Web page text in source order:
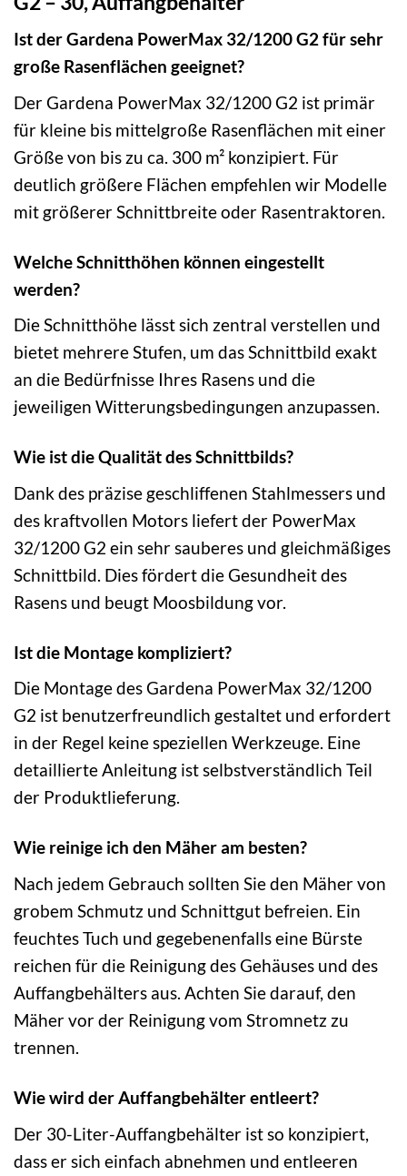
Ist der Gardena PowerMax 32/1200 G2 für sehr
große Rasenflächen geeignet?
Der Gardena PowerMax 32/1200 G2 ist primär
für kleine bis mittelgroße Rasenflächen mit einer
Größe von bis zu ca. 300 m² konzipiert. Für
deutlich größere Flächen empfehlen wir Modelle
mit größerer Schnittbreite oder Rasentraktoren.
Welche Schnitthöhen können eingestellt
werden?
Die Schnitthöhe lässt sich zentral verstellen und
bietet mehrere Stufen, um das Schnittbild exakt
an die Bedürfnisse Ihres Rasens und die
jeweiligen Witterungsbedingungen anzupassen.
Wie ist die Qualität des Schnittbilds?
Dank des präzise geschliffenen Stahlmessers und
des kraftvollen Motors liefert der PowerMax
32/1200 G2 ein sehr sauberes und gleichmäßiges
Schnittbild. Dies fördert die Gesundheit des
Rasens und beugt Moosbildung vor.
Ist die Montage kompliziert?
Die Montage des Gardena PowerMax 32/1200
G2 ist benutzerfreundlich gestaltet und erfordert
in der Regel keine speziellen Werkzeuge. Eine
detaillierte Anleitung ist selbstverständlich Teil
der Produktlieferung.
Wie reinige ich den Mäher am besten?
Nach jedem Gebrauch sollten Sie den Mäher von
grobem Schmutz und Schnittgut befreien. Ein
feuchtes Tuch und gegebenenfalls eine Bürste
reichen für die Reinigung des Gehäuses und des
Auffangbehälters aus. Achten Sie darauf, den
Mäher vor der Reinigung vom Stromnetz zu
trennen.
Wie wird der Auffangbehälter entleert?
Der 30-Liter-Auffangbehälter ist so konzipiert,
dass er sich einfach abnehmen und entleeren